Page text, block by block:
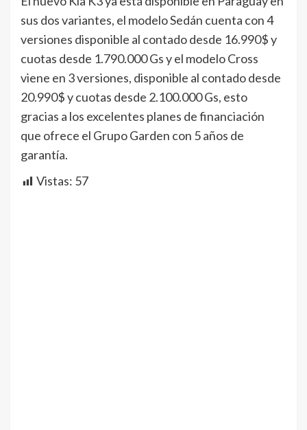
sus dos variantes, el modelo Sedán cuenta con 4
versiones disponible al contado desde 16.990$ y
cuotas desde 1.790.000 Gs y el modelo Cross
viene en 3 versiones, disponible al contado desde
20.990$ y cuotas desde 2.100.000 Gs, esto
gracias a los excelentes planes de financiación
que ofrece el Grupo Garden con 5 años de
garantía.
Vistas: 57